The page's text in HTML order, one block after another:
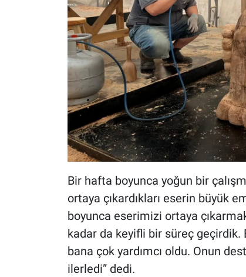
Bir hafta boyunca yoğun bir
ortaya çıkardıkları eserin büyük
boyunca eserimizi ortaya
kadar da keyifli bir süreç
bana çok yardımcı oldu. Onun
ilerledi” dedi.